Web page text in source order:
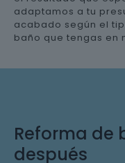
adaptamos a tu
acabado según el
baño que tengas en
Reforma de
después